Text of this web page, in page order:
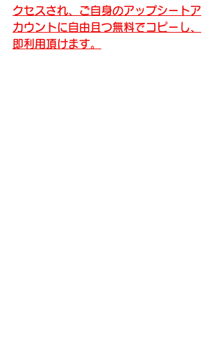
クセスされ、ご自身のアップシートア
カウントに自由且つ無料でコピーし、
即利用頂けます。